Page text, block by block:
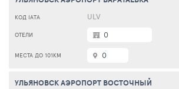
ULV
0
0
УЛЬЯНОВСК АЭРОПОРТ ВОСТОЧНЫЙ